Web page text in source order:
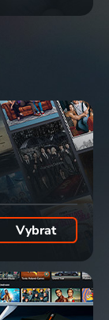
Vybrat